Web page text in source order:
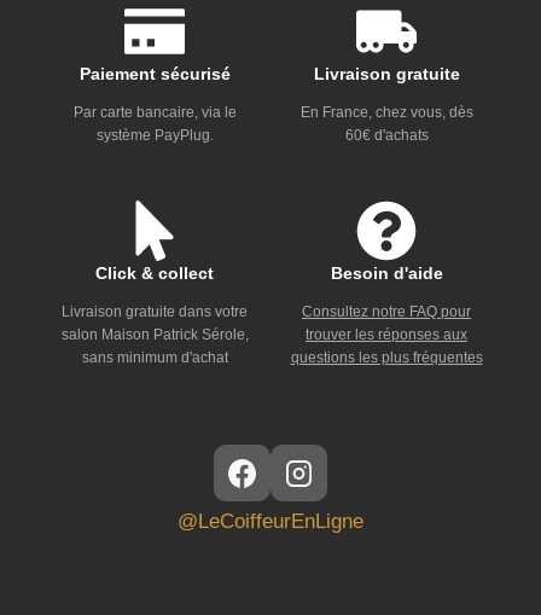
Paiement sécurisé
Par carte bancaire, via le
système PayPlug.
Livraison gratuite
En France, chez vous, dès
60€ d'achats
Click & collect
Livraison gratuite dans votre
salon Maison Patrick Sérole,
sans minimum d'achat
Besoin d'aide
Consultez notre FAQ pour
trouver les réponses aux
questions les plus fréquentes
@LeCoiffeurEnLigne